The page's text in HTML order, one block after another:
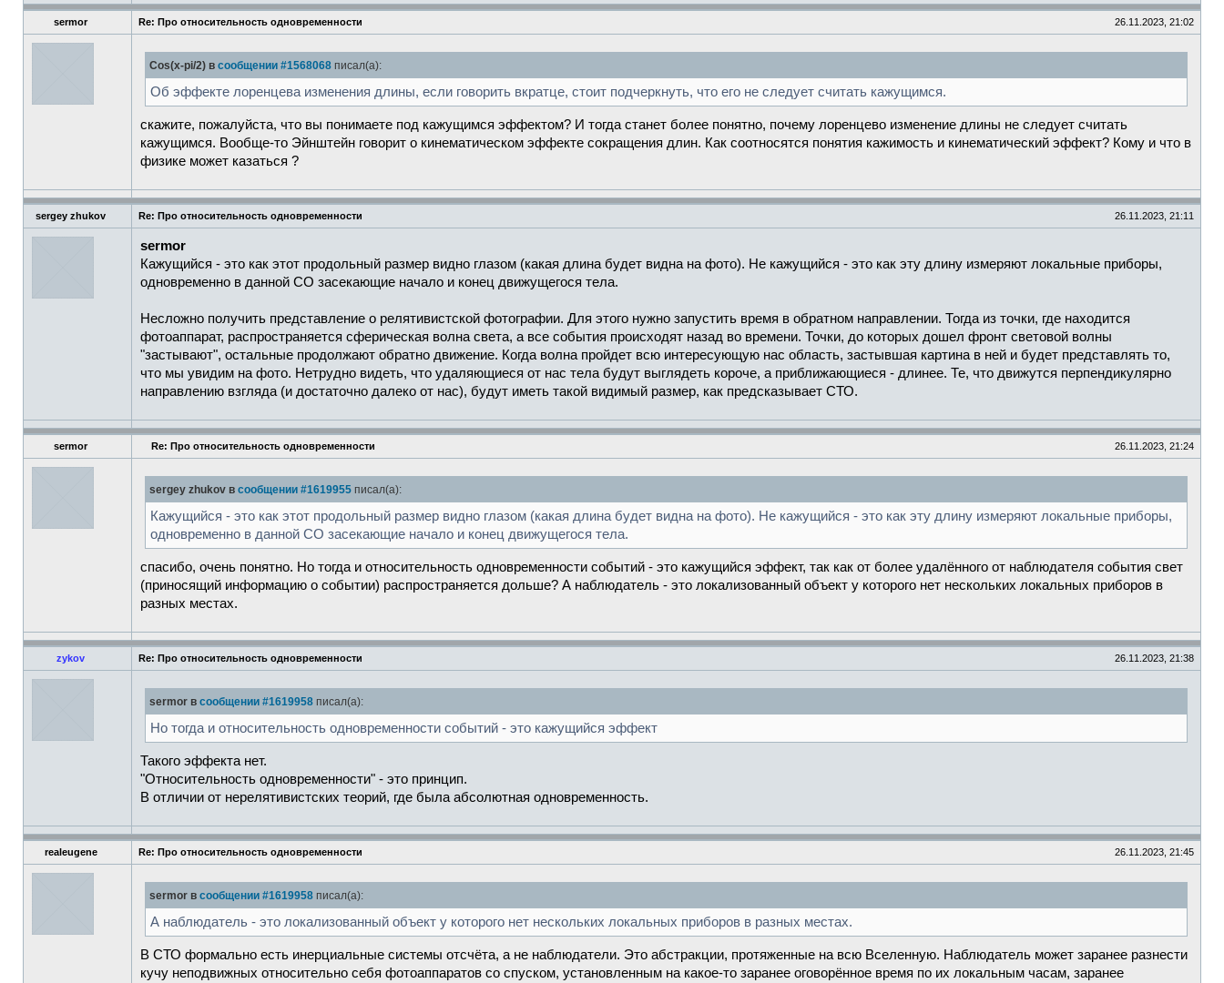
sermor Re: Про относительность одновременности 26.11.2023, 21:02
Cos(x-pi/2) в сообщении #1568068 писал(а):
Об эффекте лоренцева изменения длины, если говорить вкратце, стоит подчеркнуть, что его не следует считать кажущимся.
скажите, пожалуйста, что вы понимаете под кажущимся эффектом? И тогда станет более понятно, почему лоренцево изменение длины не следует считать
кажущимся. Вообще-то Эйнштейн говорит о кинематическом эффекте сокращения длин. Как соотносятся понятия кажимость и кинематический эффект? Кому и что в
физике может казаться ?
sergey zhukov Re: Про относительность одновременности 26.11.2023, 21:11
sermor
Кажущийся - это как этот продольный размер видно глазом (какая длина будет видна на фото). Не кажущийся - это как эту длину измеряют локальные приборы,
одновременно в данной СО засекающие начало и конец движущегося тела.
Несложно получить представление о релятивистской фотографии. Для этого нужно запустить время в обратном направлении. Тогда из точки, где находится
фотоаппарат, распространяется сферическая волна света, а все события происходят назад во времени. Точки, до которых дошел фронт световой волны
"застывают", остальные продолжают обратно движение. Когда волна пройдет всю интересующую нас область, застывшая картина в ней и будет представлять то,
что мы увидим на фото. Нетрудно видеть, что удаляющиеся от нас тела будут выглядеть короче, а приближающиеся - длинее. Те, что движутся перпендикулярно
направлению взгляда (и достаточно далеко от нас), будут иметь такой видимый размер, как предсказывает СТО.
sermor Re: Про относительность одновременности 26.11.2023, 21:24
sergey zhukov в сообщении #1619955 писал(а):
Кажущийся - это как этот продольный размер видно глазом (какая длина будет видна на фото). Не кажущийся - это как эту длину измеряют локальные приборы,
одновременно в данной СО засекающие начало и конец движущегося тела.
спасибо, очень понятно. Но тогда и относительность одновременности событий - это кажущийся эффект, так как от более удалённого от наблюдателя события свет
(приносящий информацию о событии) раcпространяется дольше? А наблюдатель - это локализованный объект у которого нет нескольких локальных приборов в
разных местах.
zykov Re: Про относительность одновременности 26.11.2023, 21:38
sermor в сообщении #1619958 писал(а):
Но тогда и относительность одновременности событий - это кажущийся эффект
Такого эффекта нет.
"Относительность одновременности" - это принцип.
В отличии от нерелятивистских теорий, где была абсолютная одновременность.
realeugene Re: Про относительность одновременности 26.11.2023, 21:45
sermor в сообщении #1619958 писал(а):
А наблюдатель - это локализованный объект у которого нет нескольких локальных приборов в разных местах.
В СТО формально есть инерциальные системы отсчёта, а не наблюдатели. Это абстракции, протяженные на всю Вселенную. Наблюдатель может заранее разнести
кучу неподвижных относительно себя фотоаппаратов со спуском, установленным на какое-то заранее оговорённое время по их локальным часам, заранее